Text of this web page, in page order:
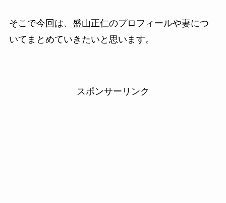
そこで今回は、盛山正仁のプロフィールや妻につ
いてまとめていきたいと思います。
スポンサーリンク